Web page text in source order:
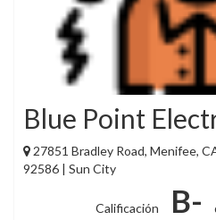
Blue Point
27851 Bradley Road, Menifee,
92586 | Sun City
Calificación B-